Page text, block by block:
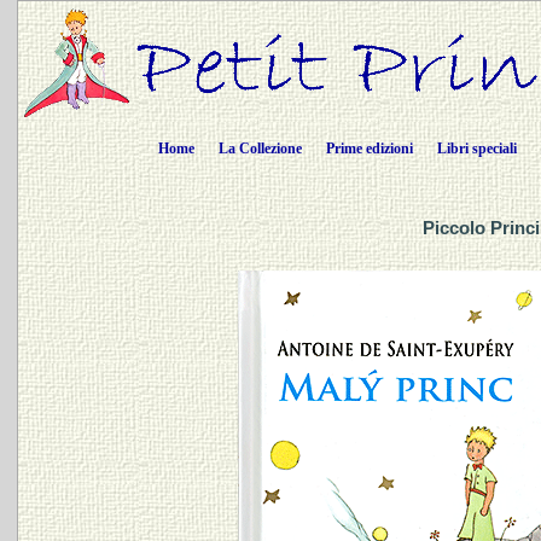
Home La Collezione Prime edizioni Libri speciali
Piccolo